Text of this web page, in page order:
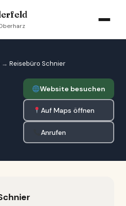
→ Reisebüro Schnier
Website besuchen
Auf Maps öffnen
Anrufen